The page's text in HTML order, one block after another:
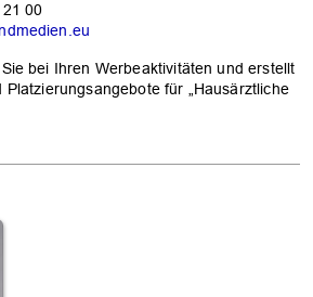
00
bei Ihren Werbeaktivitäten und erstellt
für „Hausärztliche